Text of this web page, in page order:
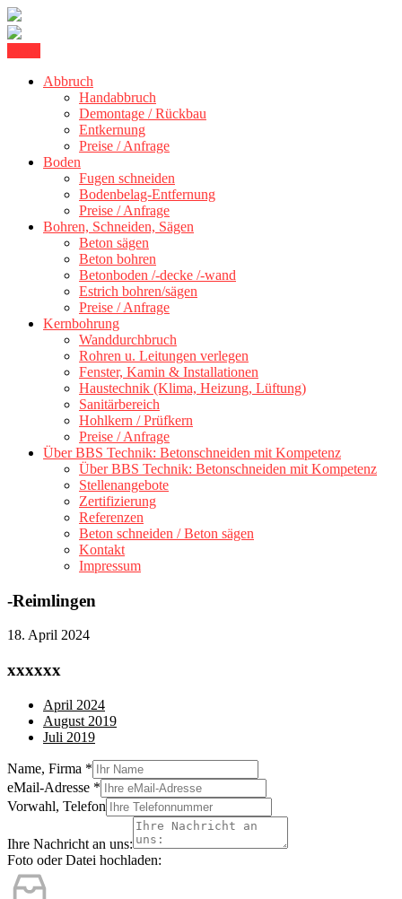
content
Betonschneiden Stuttgart
+ 300 kmAbbruch
Handabbruch
Demontage / Rückbau
Entkernung
Preise / Anfrage
Boden
Fugen schneiden
Bodenbelag-Entfernung
Preise / Anfrage
Bohren, Schneiden, Sägen
Beton sägen
Beton bohren
Betonboden /-decke /-wand
Estrich bohren/sägen
Preise / Anfrage
Kernbohrung
Wanddurchbruch
Rohren u. Leitungen verlegen
Fenster, Kamin & Installationen
Haustechnik (Klima, Heizung, Lüftung)
Sanitärbereich
Hohlkern / Prüfkern
Preise / Anfrage
Über BBS Technik: Betonschneiden mit Kompetenz
Über BBS Technik: Betonschneiden mit Kompetenz
Stellenangebote
Zertifizierung
Referenzen
Beton schneiden / Beton sägen
Kontakt
Impressum
-Reimlingen
18. April 2024
xxxxxx
April 2024
August 2019
Juli 2019
Name, Firma *
eMail-Adresse *
Vorwahl, Telefon
Ihre Nachricht an uns:
Foto oder Datei hochladen: